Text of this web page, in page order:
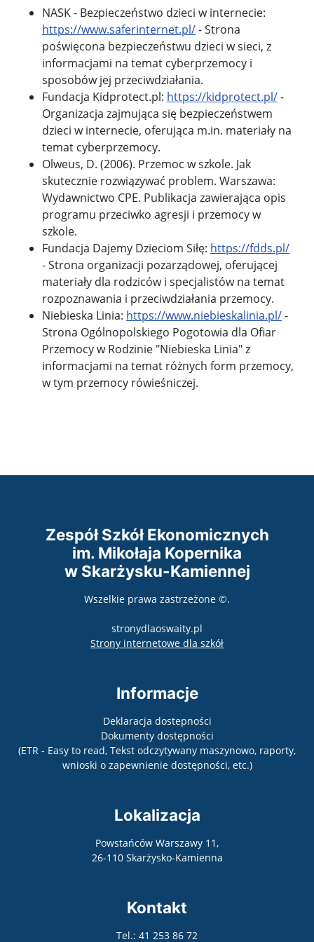
NASK - Bezpieczeństwo dzieci w internecie:
https://www.saferinternet.pl/- Strona
poświęcona bezpieczeństwu dzieci w sieci, z
informacjami na temat cyberprzemocy i
sposobów jej przeciwdziałania.
Fundacja Kidprotect.pl: https://kidprotect.pl/-
Organizacja zajmująca się bezpieczeństwem
dzieci w internecie, oferująca m.in. materiały na
temat cyberprzemocy.
Olweus, D. (2006). Przemoc w szkole. Jak
skutecznie rozwiązywać problem. Warszawa:
Wydawnictwo CPE. Publikacja zawierająca opis
programu przeciwko agresji i przemocy w
szkole.
Fundacja Dajemy Dzieciom Siłę: https://fdds.pl/
- Strona organizacji pozarządowej, oferującej
materiały dla rodziców i specjalistów na temat
rozpoznawania i przeciwdziałania przemocy.
Niebieska Linia: https://www.niebieskalinia.pl/-
Strona Ogólnopolskiego Pogotowia dla Ofiar
Przemocy w Rodzinie "Niebieska Linia" z
informacjami na temat różnych form przemocy,
w tym przemocy rówieśniczej.
Zespół Szkół Ekonomicznych
im. Mikołaja Kopernika
w Skarżysku-Kamiennej
Wszelkie prawa zastrzeżone ©.
stronydlaoswaity.pl
Strony internetowe dla szkółotwiera się w
Informacje
Deklaracja dostepności
Dokumenty dostępności
(ETR - Easy to read, Tekst odczytywany maszynowo, raporty,
wnioski o zapewnienie dostępności, etc.)
Lokalizacja
Powstańców Warszawy 11,
26-110 Skarżysko-Kamienna
Kontakt
Tel.: 41 253 86 72